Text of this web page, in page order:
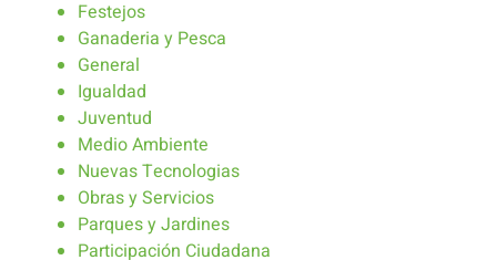
Festejos
Ganaderia y Pesca
General
Igualdad
Juventud
Medio Ambiente
Nuevas Tecnologias
Obras y Servicios
Parques y Jardines
Participación Ciudadana